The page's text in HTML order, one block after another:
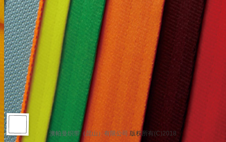
澳帕曼织带（昆山）有限公司 版权所有(C)2018